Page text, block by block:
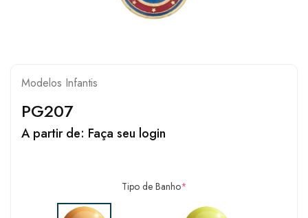
Modelos Infantis
PG207
A partir de: Faça seu login
Tipo de Banho*